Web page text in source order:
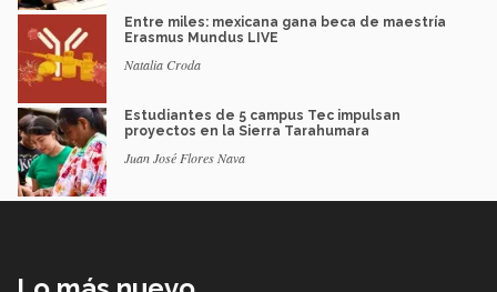
Entre miles: mexicana gana beca de maestría
Erasmus Mundus LIVE
Natalia Croda
Estudiantes de 5 campus Tec impulsan
proyectos en la Sierra Tarahumara
Juan José Flores Nava